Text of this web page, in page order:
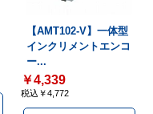
【AMT102-V】一体型
インクリメントエンコ
ー...
￥4,339
税込￥4,772